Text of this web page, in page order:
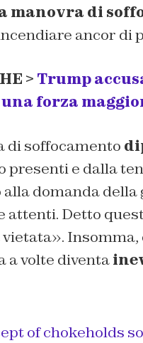
manovra di
ancor di
> Trump
forza
di soffocamento
presenti e dalla
domanda
attenti. Detto
vietata».
a volte diventa
of chokeholds